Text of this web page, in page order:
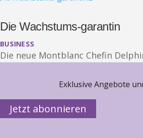
Die Wachstums-garantin
BUSINESS
Die neue Montblanc Chefin
Exklusive Angebote
Jetzt abonnieren